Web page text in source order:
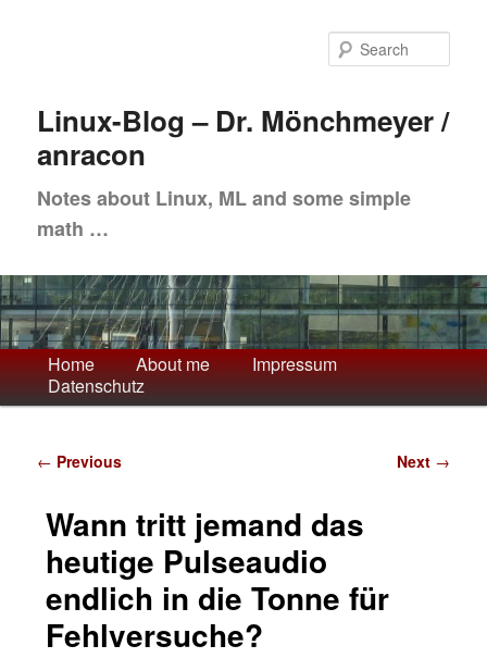
contentLinux-Blog – Dr. Mönchmeyer /
anracon
Notes about Linux, ML and some simple
math …
Main
menu
Home About me
Impressum
Datenschutz
Post
← Previous Next →
Wann tritt jemand das
heutige Pulseaudio
endlich in die Tonne für
Fehlversuche?